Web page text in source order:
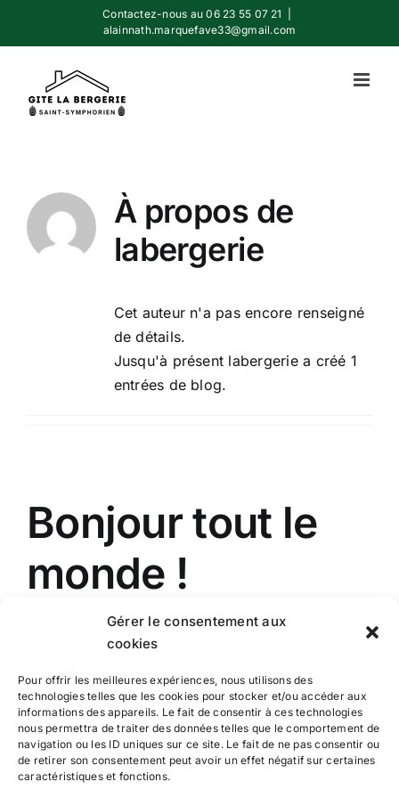
Gérer le consentement aux
cookies
Pour offrir les meilleures expériences, nous utilisons des
technologies telles que les cookies pour stocker et/ou accéder aux
informations des appareils. Le fait de consentir à ces technologies
nous permettra de traiter des données telles que le comportement de
navigation ou les ID uniques sur ce site. Le fait de ne pas consentir ou
de retirer son consentement peut avoir un effet négatif sur certaines
caractéristiques et fonctions.
Contactez-nous au 06 23 55 07 21
alainnath.marquefave33@gmail.com
À propos de
labergerie
Cet auteur n'a pas encore renseigné
de détails.
Jusqu'à présent labergerie a créé 1
entrées de blog.
Bonjour tout le
monde !
Bienvenue sur WordPress. Ceci est votre premier
Parlabergerie | 21 février 2023 | Non classé | 1
Commentaire
Lire la suite